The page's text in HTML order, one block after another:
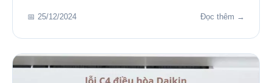
📅 25/12/2024 Đọc thêm →